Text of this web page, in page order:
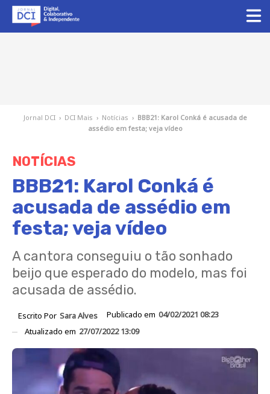
Jornal DCI › DCI Mais › Notícias › BBB21: Karol Conká é acusada de
assédio em festa; veja vídeo
NOTÍCIAS
BBB21: Karol Conká é
acusada de assédio em
festa; veja vídeo
A cantora conseguiu o tão sonhado
beijo que esperado do modelo, mas foi
acusada de assédio.
Escrito Por Sara Alves Publicado em 04/02/2021 08:23
Atualizado em 27/07/2022 13:09